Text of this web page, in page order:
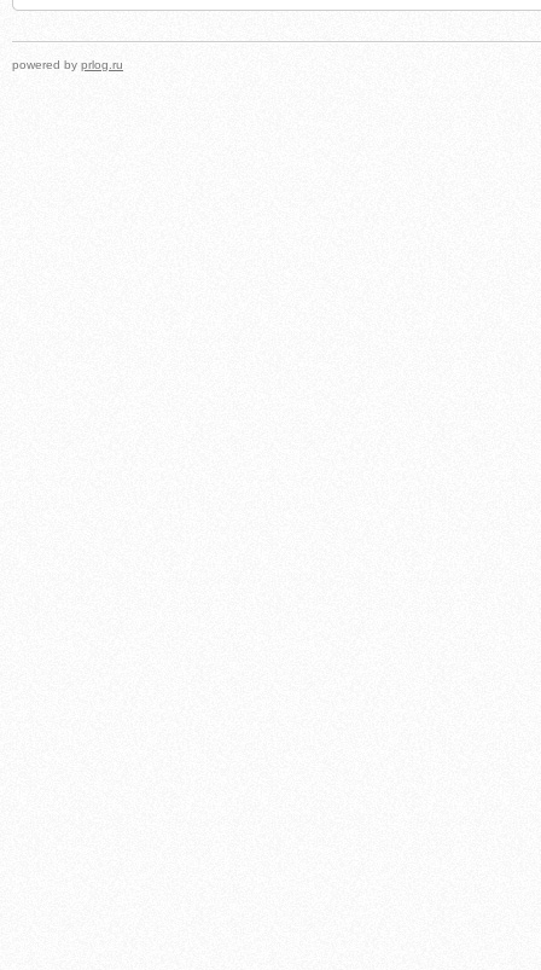
powered by prlog.ru